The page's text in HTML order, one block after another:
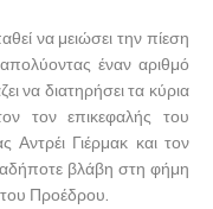
να μειώσει την πίεση
έναν αριθμό
να διατηρήσει τα κύρια
τον επικεφαλής του
Γιέρμακ και τον
βλάβη στη φήμη
Προέδρου.